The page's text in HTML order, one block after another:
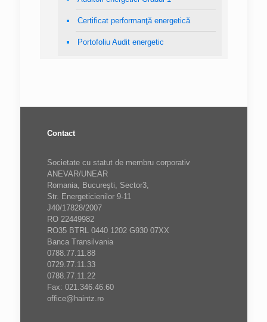
Certificat performanţă energetică
Portofoliu Audit energetic
Contact
Societate cu statut de membru corporativ
ANEVAR/UNEAR
Romania, Bucureşti, Sector3,
Str. Energeticienilor 9-11
J40/17828/2007
RO 22449982
RO35 BTRL 0440 1202 G930 07XX
Banca Transilvania
0788.77.11.88
0729.77.11.33
0788.77.11.22
Fax: 021.346.46.60
office@haintz.ro